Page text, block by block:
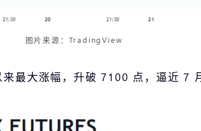
图片来源：TradingView
最大涨幅，升破 7100 点，逼近 7